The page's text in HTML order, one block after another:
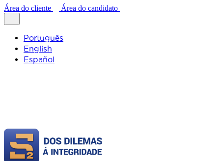
Área do cliente Área do candidato
Português
English
Español